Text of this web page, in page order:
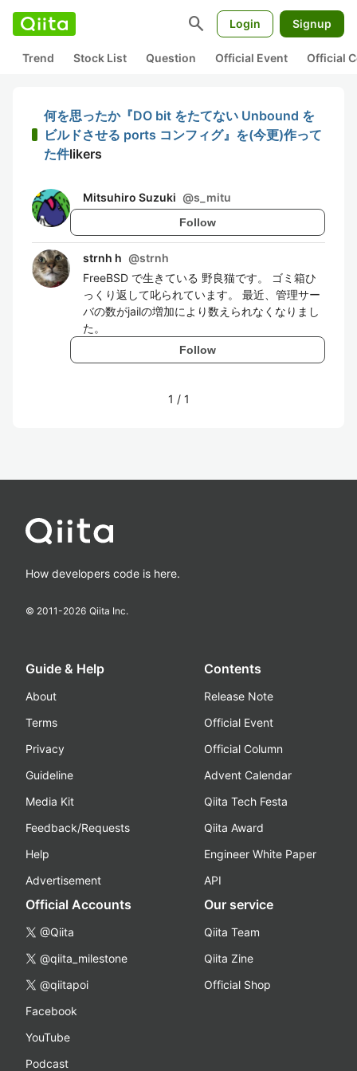
search Login Signup
Trend Stock List Question Official Event Official
何を思ったか『DO bit をたてない Unbound を
ビルドさせる ports コンフィグ』を(今更)作って
た件likers
Mitsuhiro Suzuki @s_mitu
Follow
strnh h @strnh
FreeBSD で生きている 野良猫です。 ゴミ箱ひ
っくり返して叱られています。 最近、管理サー
バの数がjailの増加により数えられなくなりまし
た。
Follow
1 / 1
How developers code is here.
© 2011-2026 Qiita Inc.
Guide & Help
About
Terms
Privacy
Guideline
Media Kit
Feedback/Requests
Help
Advertisement
Contents
Release Note
Official Event
Official Column
Advent Calendar
Qiita Tech Festa
Qiita Award
Engineer White Paper
API
Official Accounts
@Qiita
@qiita_milestone
@qiitapoi
Facebook
YouTube
Podcast
Our service
Qiita Team
Qiita Zine
Official Shop